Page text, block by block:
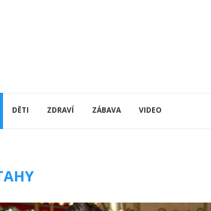
DĚTI ZDRAVÍ ZÁBAVA VIDEO